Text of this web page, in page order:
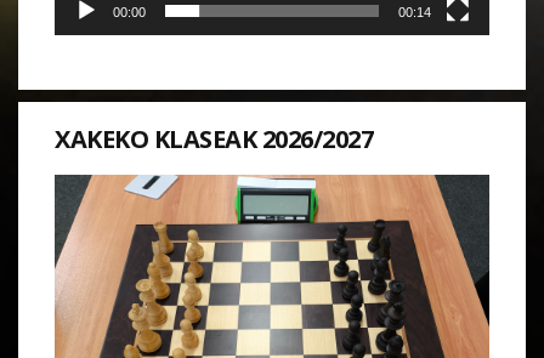
00:00 00:14
XAKEKO KLASEAK 2026/2027